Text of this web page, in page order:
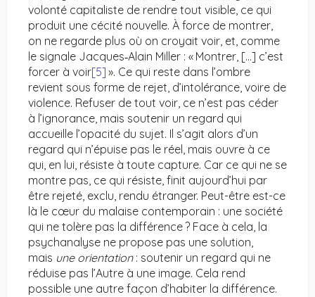
volonté capitaliste de rendre tout visible, ce qui
produit une cécité nouvelle. À force de montrer,
on ne regarde plus où on croyait voir, et, comme
le signale Jacques‑Alain Miller : « Montrer, […] c’est
forcer à voir[5] ». Ce qui reste dans l’ombre
revient sous forme de rejet, d’intolérance, voire de
violence. Refuser de tout voir, ce n’est pas céder
à l’ignorance, mais soutenir un regard qui
accueille l’opacité du sujet. Il s’agit alors d’un
regard qui n’épuise pas le réel, mais ouvre à ce
qui, en lui, résiste à toute capture. Car ce qui ne se
montre pas, ce qui résiste, finit aujourd’hui par
être rejeté, exclu, rendu étranger. Peut-être est-ce
là le cœur du malaise contemporain : une société
qui ne tolère pas la différence ? Face à cela, la
psychanalyse ne propose pas une solution,
mais une orientation: soutenir un regard qui ne
réduise pas l’Autre à une image. Cela rend
possible une autre façon d’habiter la différence.